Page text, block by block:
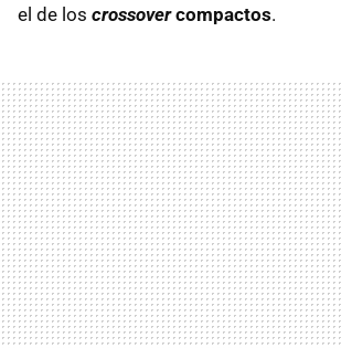
el de los crossovercompactos.